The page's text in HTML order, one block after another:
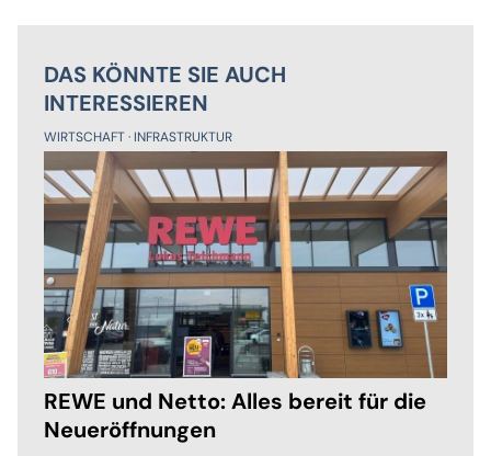
DAS KÖNNTE SIE AUCH
INTERESSIEREN
WIRTSCHAFT INFRASTRUKTUR
REWE und Netto: Alles bereit für die
Neueröffnungen